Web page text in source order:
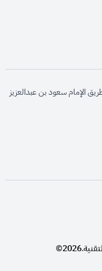
opens in
الإمام سعود بن عبدالعزيز
opens
.
2026©